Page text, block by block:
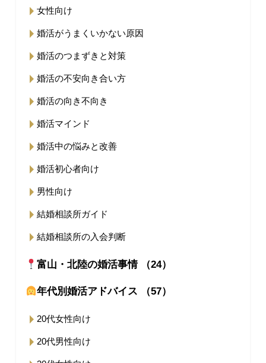
女性向け
婚活がうまくいかない原因
婚活のつまずきと対策
婚活の不安向き合い方
婚活の向き不向き
婚活マインド
婚活中の悩みと改善
婚活初心者向け
男性向け
結婚相談所ガイド
結婚相談所の入会判断
富山・北陸の婚活事情 （24）
年代別婚活アドバイス （57）
20代女性向け
20代男性向け